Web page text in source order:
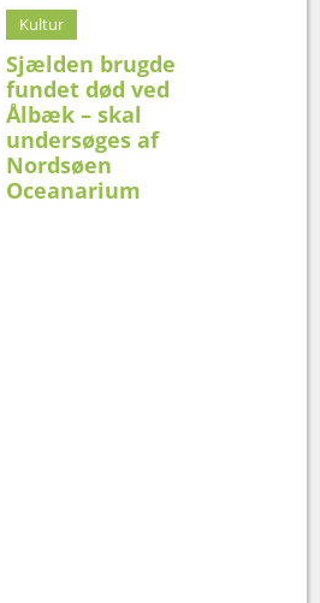
Kultur
Sjælden brugde
fundet død ved
Ålbæk – skal
undersøges af
Nordsøen
Oceanarium